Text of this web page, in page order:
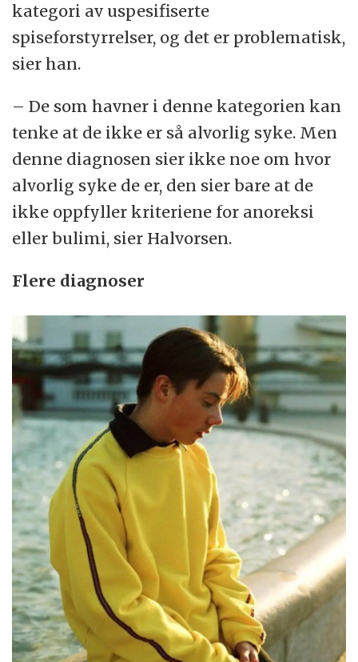
kategori av uspesifiserte
spiseforstyrrelser, og det er problematisk,
sier han.
– De som havner i denne kategorien kan
tenke at de ikke er så alvorlig syke. Men
denne diagnosen sier ikke noe om hvor
alvorlig syke de er, den sier bare at de
ikke oppfyller kriteriene for anoreksi
eller bulimi, sier Halvorsen.
Flere diagnoser